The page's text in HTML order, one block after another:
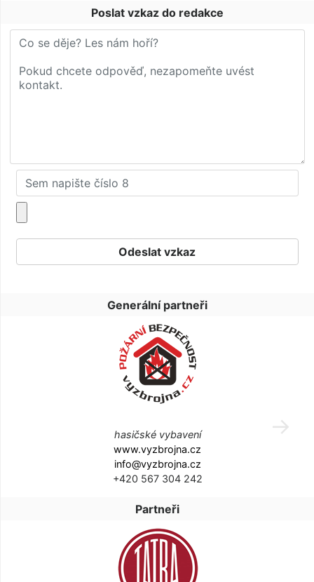
Poslat vzkaz do redakce
Generální partneři
hasičské vybavení
www.vyzbrojna.cz
info@vyzbrojna.cz
+420 567 304 242
Partneři